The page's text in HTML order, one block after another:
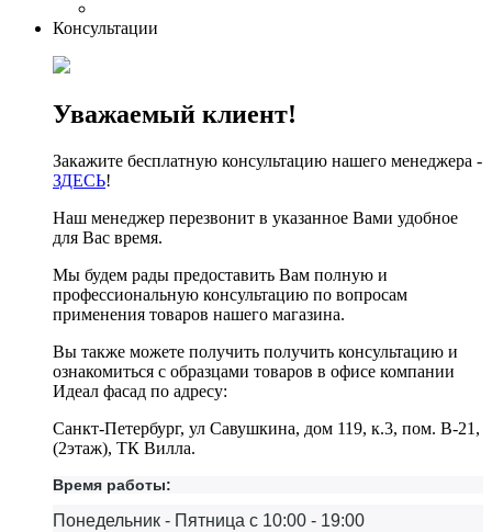
Консультации
Уважаемый клиент!
Закажите бесплатную консультацию нашего менеджера -
ЗДЕСЬ!
Наш менеджер перезвонит в указанное Вами удобное
для Вас время.
Мы будем рады предоставить Вам полную и
профессиональную консультацию по вопросам
применения товаров нашего магазина.
Вы также можете получить получить консультацию и
ознакомиться с образцами товаров в офисе компании
Идеал фасад по адресу:
Санкт-Петербург, ул Савушкина, дом 119, к.3, пом. В-21,
(2этаж), ТК Вилла.
Время работы:
Понедельник - Пятница с 10:00 - 19:00